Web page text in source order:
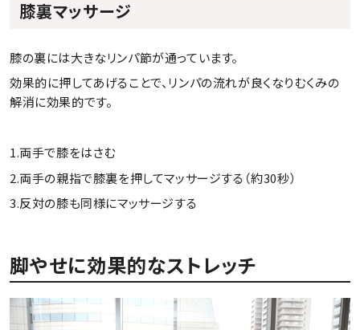
膝裏マッサージ
膝の裏には大きなリンパ節が通っています。
効果的に押してあげることで、リンパの流れが良くなりむくみの
解消に効果的です。
1.両手で膝をはさむ
2.両手の親指で膝裏を押してマッサージする（約30秒）
3.反対の膝も同様にマッサージする
脚やせに効果的なストレッチ